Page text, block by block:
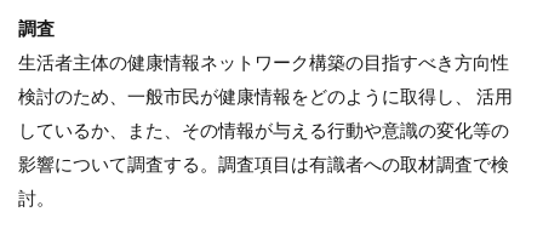
調査
生活者主体の健康情報ネットワーク構築の目指すべき方向性
検討のため、一般市民が健康情報をどのように取得し、 活用
しているか、また、その情報が与える行動や意識の変化等の
影響について調査する。調査項目は有識者への取材調査で検
討。